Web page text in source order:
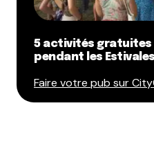
5 activités gratuites
pendant les
Faire votre pub sur